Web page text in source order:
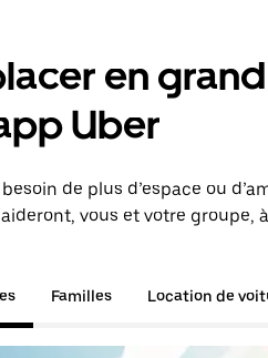
en
Uber
de plus d’espace ou
vous et votre groupe,
Familles Location de